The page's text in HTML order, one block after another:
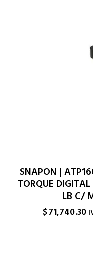
SNAPON |
TORQUE
LB C/
$71,740.30